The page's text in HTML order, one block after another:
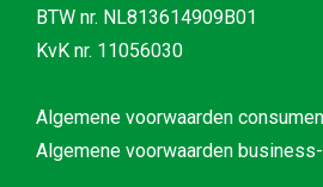
BTW nr. NL813614909B01
KvK nr. 11056030
Algemene voorwaarden
Algemene voorwaarden